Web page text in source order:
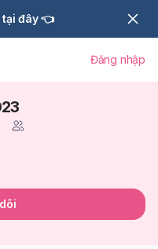
đây 👈
Đăng nhập